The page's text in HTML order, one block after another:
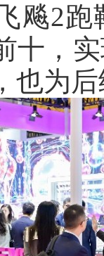
飚2
十，
也为